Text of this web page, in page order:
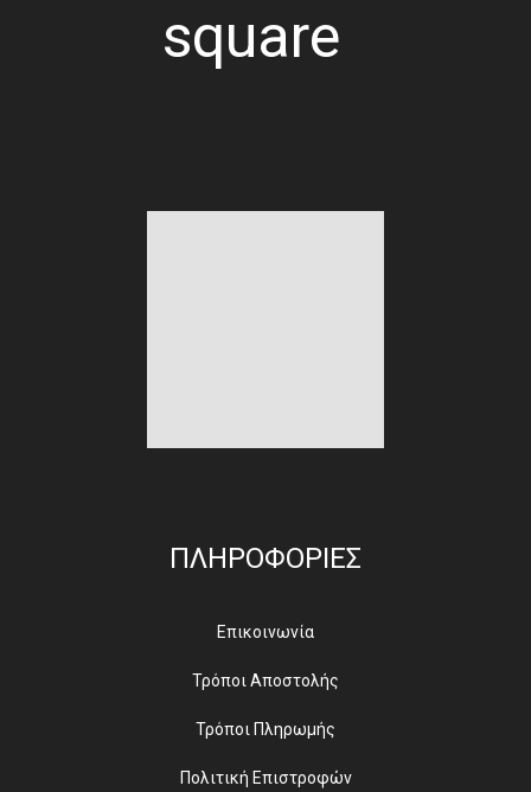
square
ΠΛΗΡΟΦΟΡΙΕΣ
Επικοινωνία
Τρόποι Αποστολής
Τρόποι Πληρωμής
Πολιτική Επιστροφών